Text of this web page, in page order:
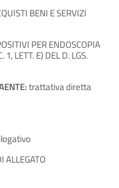
BENI E SERVIZI
PER ENDOSCOPIA
1, LETT. E) DEL D. LGS.
trattativa diretta
ALLEGATO